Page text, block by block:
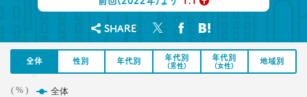
40代おじさんの人生は最低の50点台
救いの言葉を住職に求めた
–日経クロストレンド 連載⑲–
生活総研 上席研究員/コピーライター
SHARE
全体 性別 年代別 年代別
(男性)
年代別
(女性)
地域別
( % ) 全体